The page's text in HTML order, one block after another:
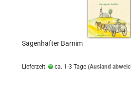
Sagenhafter Barnim
Lieferzeit: ca. 1-3 Tage (Ausland